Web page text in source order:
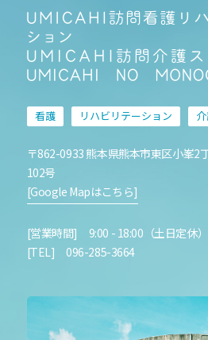
看護 リハビリテーション
〒862-0933 熊本県熊本市東区小峯2
102号
[Google Mapはこちら]
[営業時間] 9:00 - 18:00（土日定休
[TEL] 096-285-3664